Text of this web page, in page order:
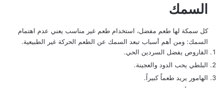
السمك
كل سمكة لها طعم مفضل، استخدام طعم غير مناسب يعني عدم اهتمام
السمك: ومن أهم أسباب تبعد السمك عن الطعم الحركة غير الطبيعية.
القاروص يفضل السردين الحي.
البلطي يحب الدود والعجينة.
الهامور يريد طعماً كبيراً.